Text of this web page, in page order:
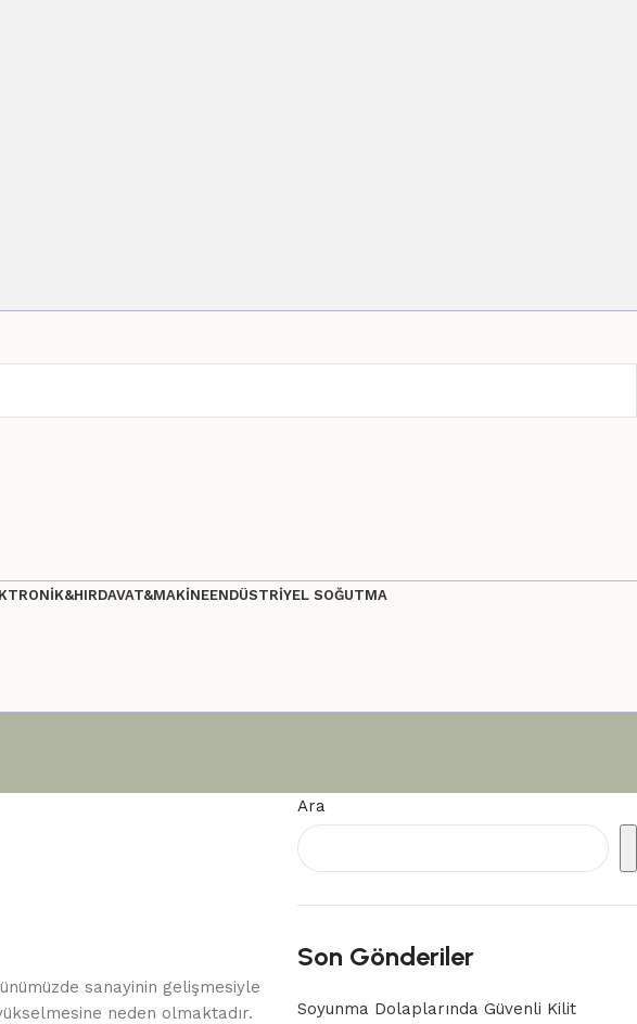
ENDÜSTRİYEL SOĞUTMA
sanayinin gelişmesiyle
neden olmaktadır.
Ara
Son Gönderiler
Soyunma Dolaplarında Güvenli Kilit